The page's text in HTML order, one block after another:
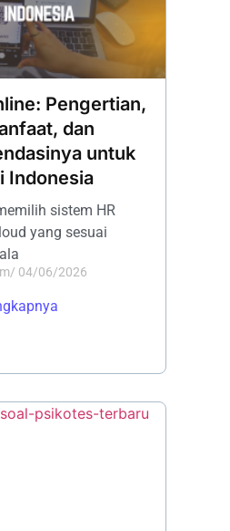
Pengertian,
dan
untuk
Indonesia
sistem HR
yang sesuai
/ 04/06/2026